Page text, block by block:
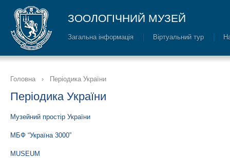
ЗООЛОГІЧНИЙ МУЗЕЙ
Загальна інформація Віртуальний тур
Головна › Періодика України
Періодика України
Музейний простір України
МБФ “Україна 3000”
MUSEUM